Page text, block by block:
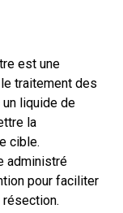
est une
traitement des
liquide de
la
cible.
administré
pour faciliter